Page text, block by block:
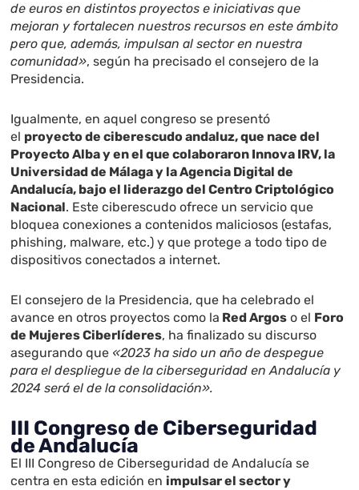
de euros en distintos proyectos e iniciativas que
mejoran y fortalecen nuestros recursos en este ámbito
pero que, además, impulsan al sector en nuestra
comunidad», según ha precisado el consejero de la
Presidencia.
Igualmente, en aquel congreso se presentó
el proyecto de ciberescudo andaluz, que nace del
Proyecto Alba y en el que colaboraron Innova IRV, la
Universidad de Málaga y la Agencia Digital de
Andalucía, bajo el liderazgo del Centro Criptológico
Nacional. Este ciberescudo ofrece un servicio que
bloquea conexiones a contenidos maliciosos (estafas,
phishing, malware, etc.) y que protege a todo tipo de
dispositivos conectados a internet.
El consejero de la Presidencia, que ha celebrado el
avance en otros proyectos como la Red Argos o el Foro
de Mujeres Ciberlíderes, ha finalizado su discurso
asegurando que «2023 ha sido un año de despegue
para el despliegue de la ciberseguridad en Andalucía y
2024 será el de la consolidación».
III Congreso de Ciberseguridad
de Andalucía
El III Congreso de Ciberseguridad de Andalucía se
centra en esta edición en impulsar el sector y